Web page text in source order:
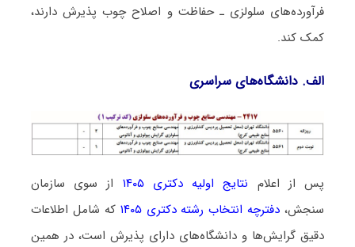
فرآورده‌های سلولزی ـ حفاظت و اصلاح چوب پذیرش دارند،
کمک کند.
الف. دانشگاه‌های سراسری
پس از اعلام نتایج اولیه دکتری ۱۴۰۵
از سوی سازمان
سنجش، دفترچه انتخاب رشته دکتری ۱۴۰۵
که شامل اطلاعات
دقیق گرایش‌ها و دانشگاه‌های دارای پذیرش است، در همین